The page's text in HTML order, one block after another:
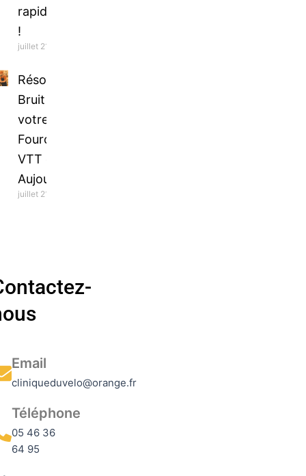
rapidement
!
juillet 21, 2026
Résolvez le
Bruit de
votre
Fourche
VTT dès
Aujourd’hui!
juillet 21, 2026
Email
cliniqueduvelo@orange.fr
Téléphone
05 46 36
64 95